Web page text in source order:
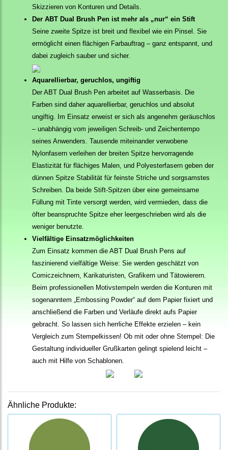
Skizzieren von Konturen und Details.
Der ABT Dual Brush Pen ist mehr als „nur“ ein Stift
Seine zweite Spitze ist breit und flexibel wie ein Pinsel. Sie
ermöglicht einen flächigen Farbauftrag – ganz entspannt, und
dabei zugleich sauber und sicher.
Aquarellierbar, geruchlos, ungiftig
Der ABT Dual Brush Pen arbeitet auf Wasserbasis. Die
Farben sind daher aquarellierbar, geruchlos und absolut
ungiftig. Im Einsatz erweist er sich als angenehm geräuschlos
– unabhängig vom jeweiligen Schreib- und Zeichentempo
seines Anwenders. Tausende miteinander verwobene
Nylonfasern verleihen der breiten Spitze hervorragende
Elastizität für flächiges Malen, und Polyesterfasern geben der
dünnen Spitze Stabilität für feinste Striche und sorgsamstes
Schreiben. Da beide Stift-Spitzen über eine gemeinsame
Füllung mit Tinte versorgt werden, wird vermieden, dass die
öfter beanspruchte Spitze eher leergeschrieben wird als die
weniger benutzte.
Vielfältige Einsatzmöglichkeiten
Zum Einsatz kommen die ABT Dual Brush Pens auf
faszinierend vielfältige Weise: Sie werden geschätzt von
Comiczeichnern, Karikaturisten, Grafikern und Tätowierern.
Beim professionellen Motivstempeln werden die Konturen mit
sogenanntem „Embossing Powder“ auf dem Papier fixiert und
anschließend die Farben und Verläufe direkt aufs Papier
gebracht. So lassen sich herrliche Effekte erzielen – kein
Vergleich zum Stempelkissen! Ob mit oder ohne Stempel: Die
Gestaltung individueller Grußkarten gelingt spielend leicht –
auch mit Hilfe von Schablonen.
Ähnliche Produkte: